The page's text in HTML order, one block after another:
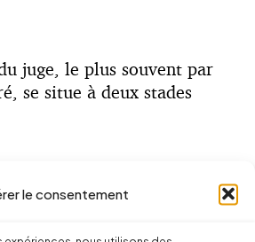
le consentement
juge, le plus souvent par
se situe à deux stades
projet, lorsque les